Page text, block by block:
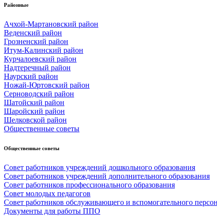
Районные
Ачхой-Мартановский район
Веденский район
Грозненский район
Итум-Калинский район
Курчалоевский район
Надтеречный район
Наурский район
Ножай-Юртовский район
Серноводский район
Шатойский район
Шаройский район
Шелковской район
Общественные советы
Общественные советы
Совет работников учреждений дошкольного образования
Совет работников учреждений дополнительного образования
Совет работников профессионального образования
Совет молодых педагогов
Совет работников обслуживающего и вспомогательного
Документы для работы ППО